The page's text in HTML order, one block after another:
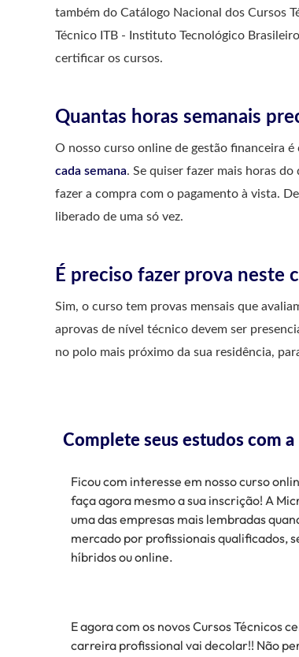
também do Catálogo Nacional dos Cursos
Técnico ITB - Instituto Tecnológico
certificar os cursos.
Quantas horas semanais
O nosso curso online de gestão financeira
cada semana. Se quiser fazer mais horas
fazer a compra com o pagamento à vista.
liberado de uma só vez.
É preciso fazer prova neste
Sim, o curso tem provas mensais que
aprovas de nível técnico devem ser
no polo mais próximo da sua residência,
Complete seus estudos com
Ficou com interesse em nosso curso
faça agora mesmo a sua inscrição! A
uma das empresas mais lembradas
mercado por profissionais qualificados,
híbridos ou online.
E agora com os novos Cursos Técnicos
carreira profissional vai decolar!! Não